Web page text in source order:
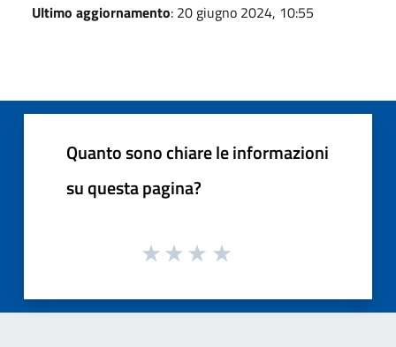
Ultimo aggiornamento: 20 giugno 2024, 10:55
Quanto sono chiare le informazioni
su questa pagina?